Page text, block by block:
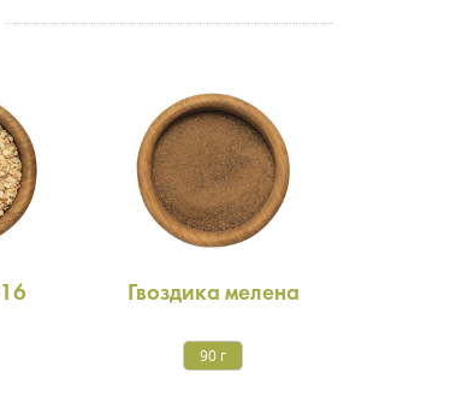
Гвоздика мелена
90 г